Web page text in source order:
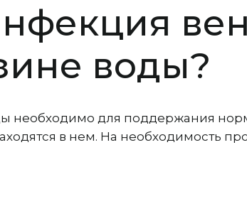
воды?
необходимо для поддержания
в нем. На необходимость